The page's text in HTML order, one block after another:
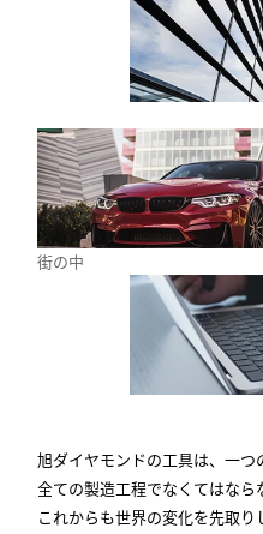
街の中
旭ダイヤモンドの工具は、一
全ての製造工程でなくてはなら
これからも世界の変化を先取